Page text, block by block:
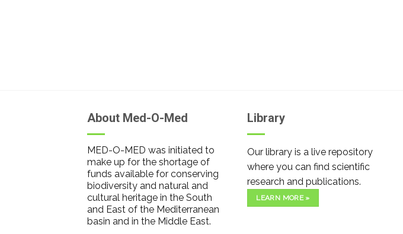
About Med-O-Med
MED-O-MED was initiated to
make up for the shortage of
funds available for conserving
biodiversity and natural and
cultural heritage in the South
and East of the Mediterranean
basin and in the Middle East.
Library
Our library is a live repository
where you can find scientific
research and publications.
LEARN MORE »